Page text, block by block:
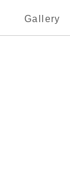
Gallery